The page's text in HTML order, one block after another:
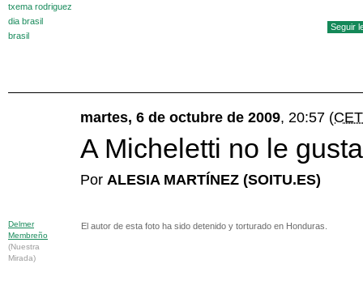
txema rodriguez
dia brasil
brasil
Seguir
martes, 6 de octubre de 2009, 20:57
A Micheletti no le
Por ALESIA MARTÍNEZ (SOITU.ES)
Delmer
Membreño
(Nuestra
Mirada)
El autor de esta foto ha sido detenido y torturado en Honduras.